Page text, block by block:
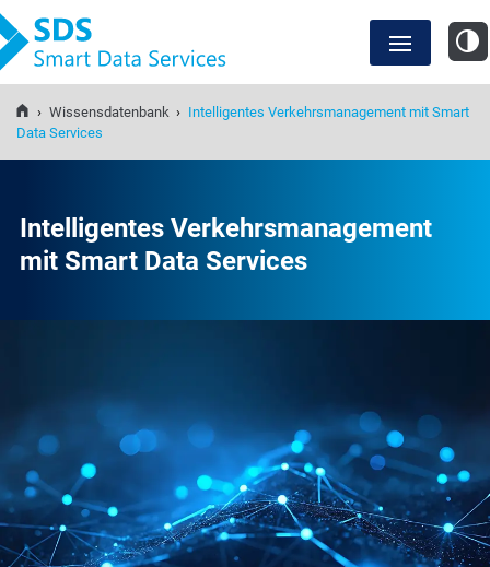
Anwendungsfälle
Wissensdatenbank
› Wissensdatenbank › Intelligentes Verkehrsmanagement mit Smart
Data Services
Intelligentes Verkehrsmanagement
mit Smart Data Services